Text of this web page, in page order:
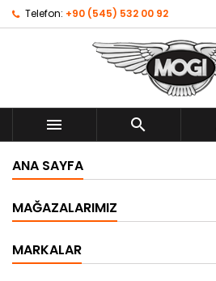
Telefon: +90 (545) 532 00 92
 
ANA SAYFA
MAĞAZALARIMIZ
MARKALAR